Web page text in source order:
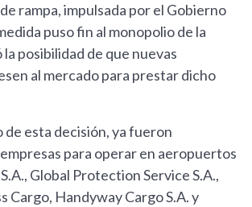
rampa, impulsada por el Gobierno
puso fin al monopolio de la
posibilidad de que nuevas
al mercado para prestar dicho
de esta decisión, ya fueron
para operar en aeropuertos
Global Protection Service S.A.,
Cargo, Handyway Cargo S.A. y